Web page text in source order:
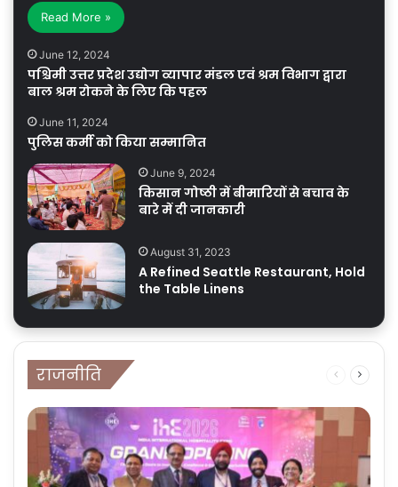
Read More »
June 12, 2024
पश्चिमी उत्तर प्रदेश उद्योग व्यापार मंडल एवं श्रम विभाग द्वारा
बाल श्रम रोकने के लिए कि पहल
June 11, 2024
पुलिस कर्मी को किया सम्मानित
June 9, 2024
किसान गोष्ठी में बीमारियों से बचाव के
बारे में दी जानकारी
August 31, 2023
A Refined Seattle Restaurant, Hold
the Table Linens
राजनीति
Previous
Next